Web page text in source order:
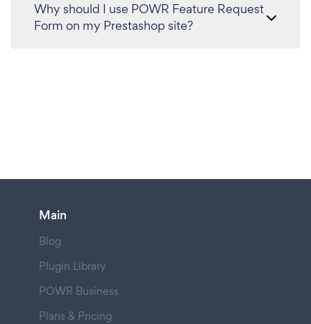
Why should I use POWR Feature Request
Form on my Prestashop site?
Main
Blog
Plugin Library
POWR Business
Plans & Pricing